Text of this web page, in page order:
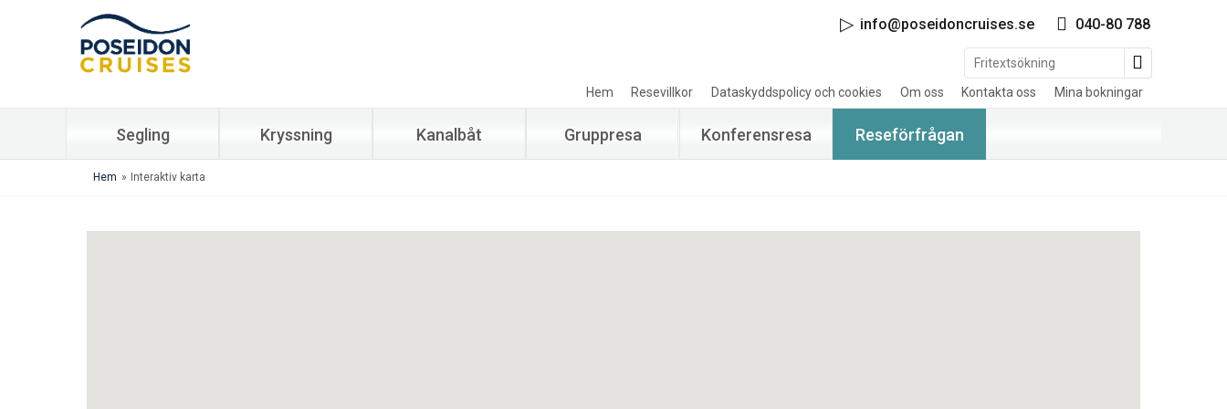
040-80 788
info@poseidoncruises.se
Hem Resevillkor Dataskyddspolicy och cookies Om oss Kontakta oss Mina bokningar
Segling Kryssning Kanalbåt Gruppresa Konferensresa Reseförfrågan
Hem » Interaktiv karta